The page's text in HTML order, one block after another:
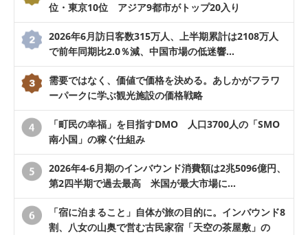
位・東京10位 アジア9都市がトップ20入り
2026年6月訪日客数315万人、上半期累計は2108万人
で前年同期比2.0％減、中国市場の低迷響…
需要ではなく、価値で価格を決める。あしかがフラワ
ーパークに学ぶ観光施設の価格戦略
「町民の幸福」を目指すDMO 人口3700人の「SMO
南小国」の稼ぐ仕組み
2026年4-6月期のインバウンド消費額は2兆5096億円、
第2四半期で過去最高 米国が最大市場に…
「宿に泊まること」自体が旅の目的に。インバウンド8
割、八女の山奥で営む古民家宿「天空の茶屋敷」の